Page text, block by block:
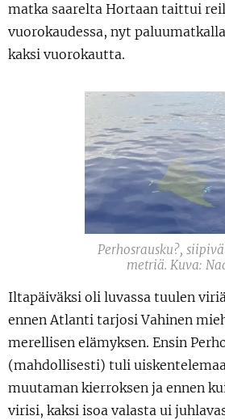
matka saarelta Hortaan taittui
vuorokaudessa, nyt
kaksi vuorokautta.
Perhosrausku?,
metriä. Kuva:
Iltapäiväksi oli luvassa tuulen
ennen Atlanti tarjosi Vahinen
merellisen elämyksen. Ensin
(mahdollisesti) tuli
muutaman kierroksen ja ennen
virisi, kaksi isoa valasta ui